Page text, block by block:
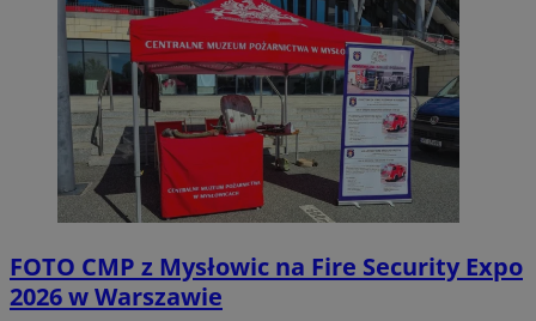
FOTO CMP z Mysłowic na Fire Security Expo
2026 w Warszawie